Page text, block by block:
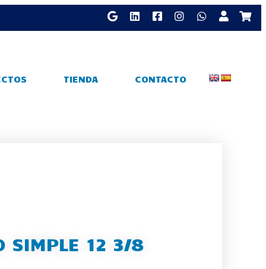
TIENDA CONTACTO
SIMPLE 12 3/8